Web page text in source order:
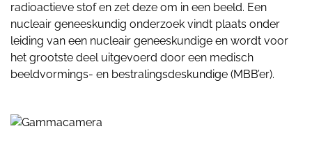
radioactieve stof en zet deze om in een beeld. Een
nucleair geneeskundig onderzoek vindt plaats onder
leiding van een nucleair geneeskundige en wordt voor
het grootste deel uitgevoerd door een medisch
beeldvormings- en bestralingsdeskundige (MBB’er).